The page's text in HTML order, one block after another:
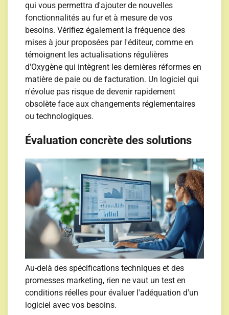
qui vous permettra d'ajouter de nouvelles
fonctionnalités au fur et à mesure de vos
besoins. Vérifiez également la fréquence des
mises à jour proposées par l'éditeur, comme en
témoignent les actualisations régulières
d'Oxygène qui intègrent les dernières réformes en
matière de paie ou de facturation. Un logiciel qui
n'évolue pas risque de devenir rapidement
obsolète face aux changements réglementaires
ou technologiques.
Évaluation concrète des solutions
Au-delà des spécifications techniques et des
promesses marketing, rien ne vaut un test en
conditions réelles pour évaluer l'adéquation d'un
logiciel avec vos besoins.